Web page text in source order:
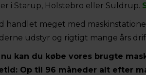
i Starup, Holstebro eller Suldrup.
handlet meget med
udstyr og rigtigt mange års
nu kan du købe vores brugte
Op til 96 måneder alt efter